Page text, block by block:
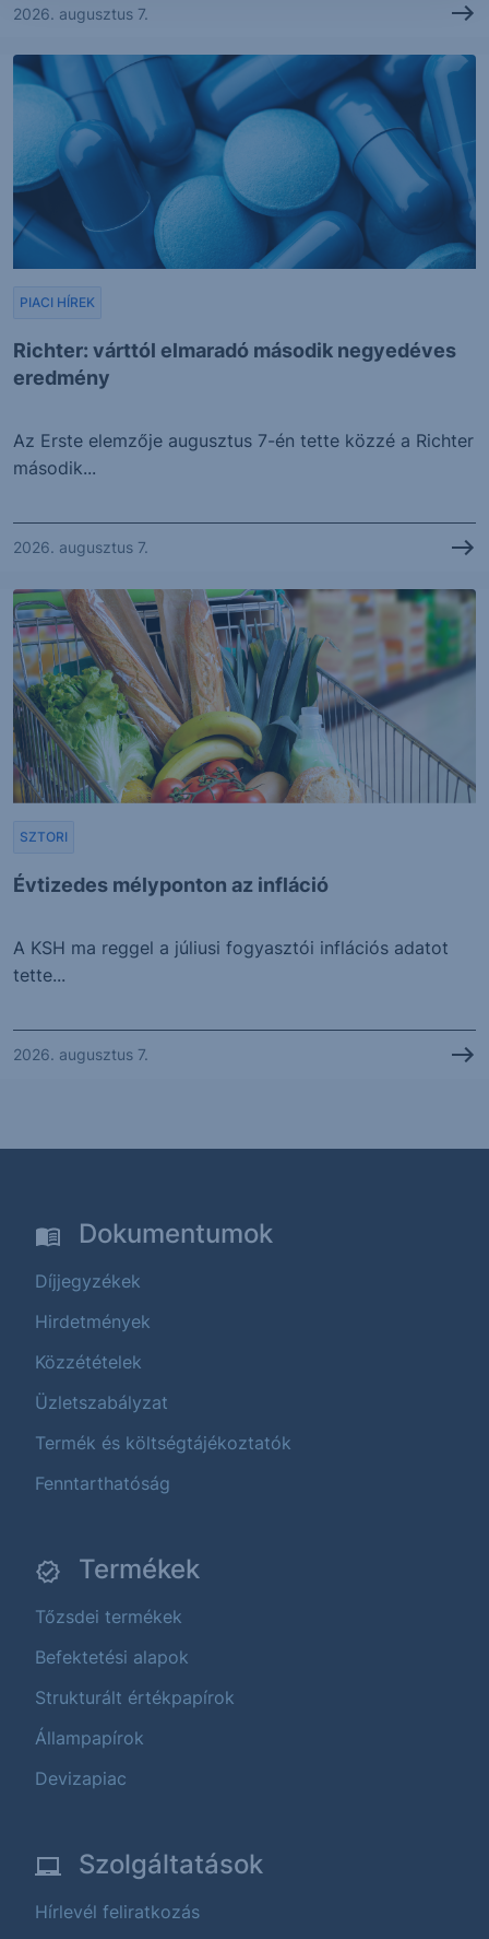
2026. augusztus 7.
Richter: várttól elmaradó második negyedéves
eredmény
PIACI HÍREK
Az Erste elemzője augusztus 7-én tette közzé a Richter
második...
2026. augusztus 7.
Évtizedes mélyponton az infláció
SZTORI
A KSH ma reggel a júliusi fogyasztói inflációs adatot
tette...
2026. augusztus 7.
Dokumentumok
Díjjegyzékek
Hirdetmények
Közzétételek
Üzletszabályzat
Termék és költségtájékoztatók
Fenntarthatóság
Termékek
Tőzsdei termékek
Befektetési alapok
Strukturált értékpapírok
Állampapírok
Devizapiac
Szolgáltatások
Hírlevél feliratkozás